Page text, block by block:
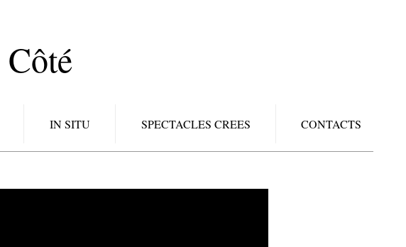
Côté
IN SITU SPECTACLES CREES CONTACTS